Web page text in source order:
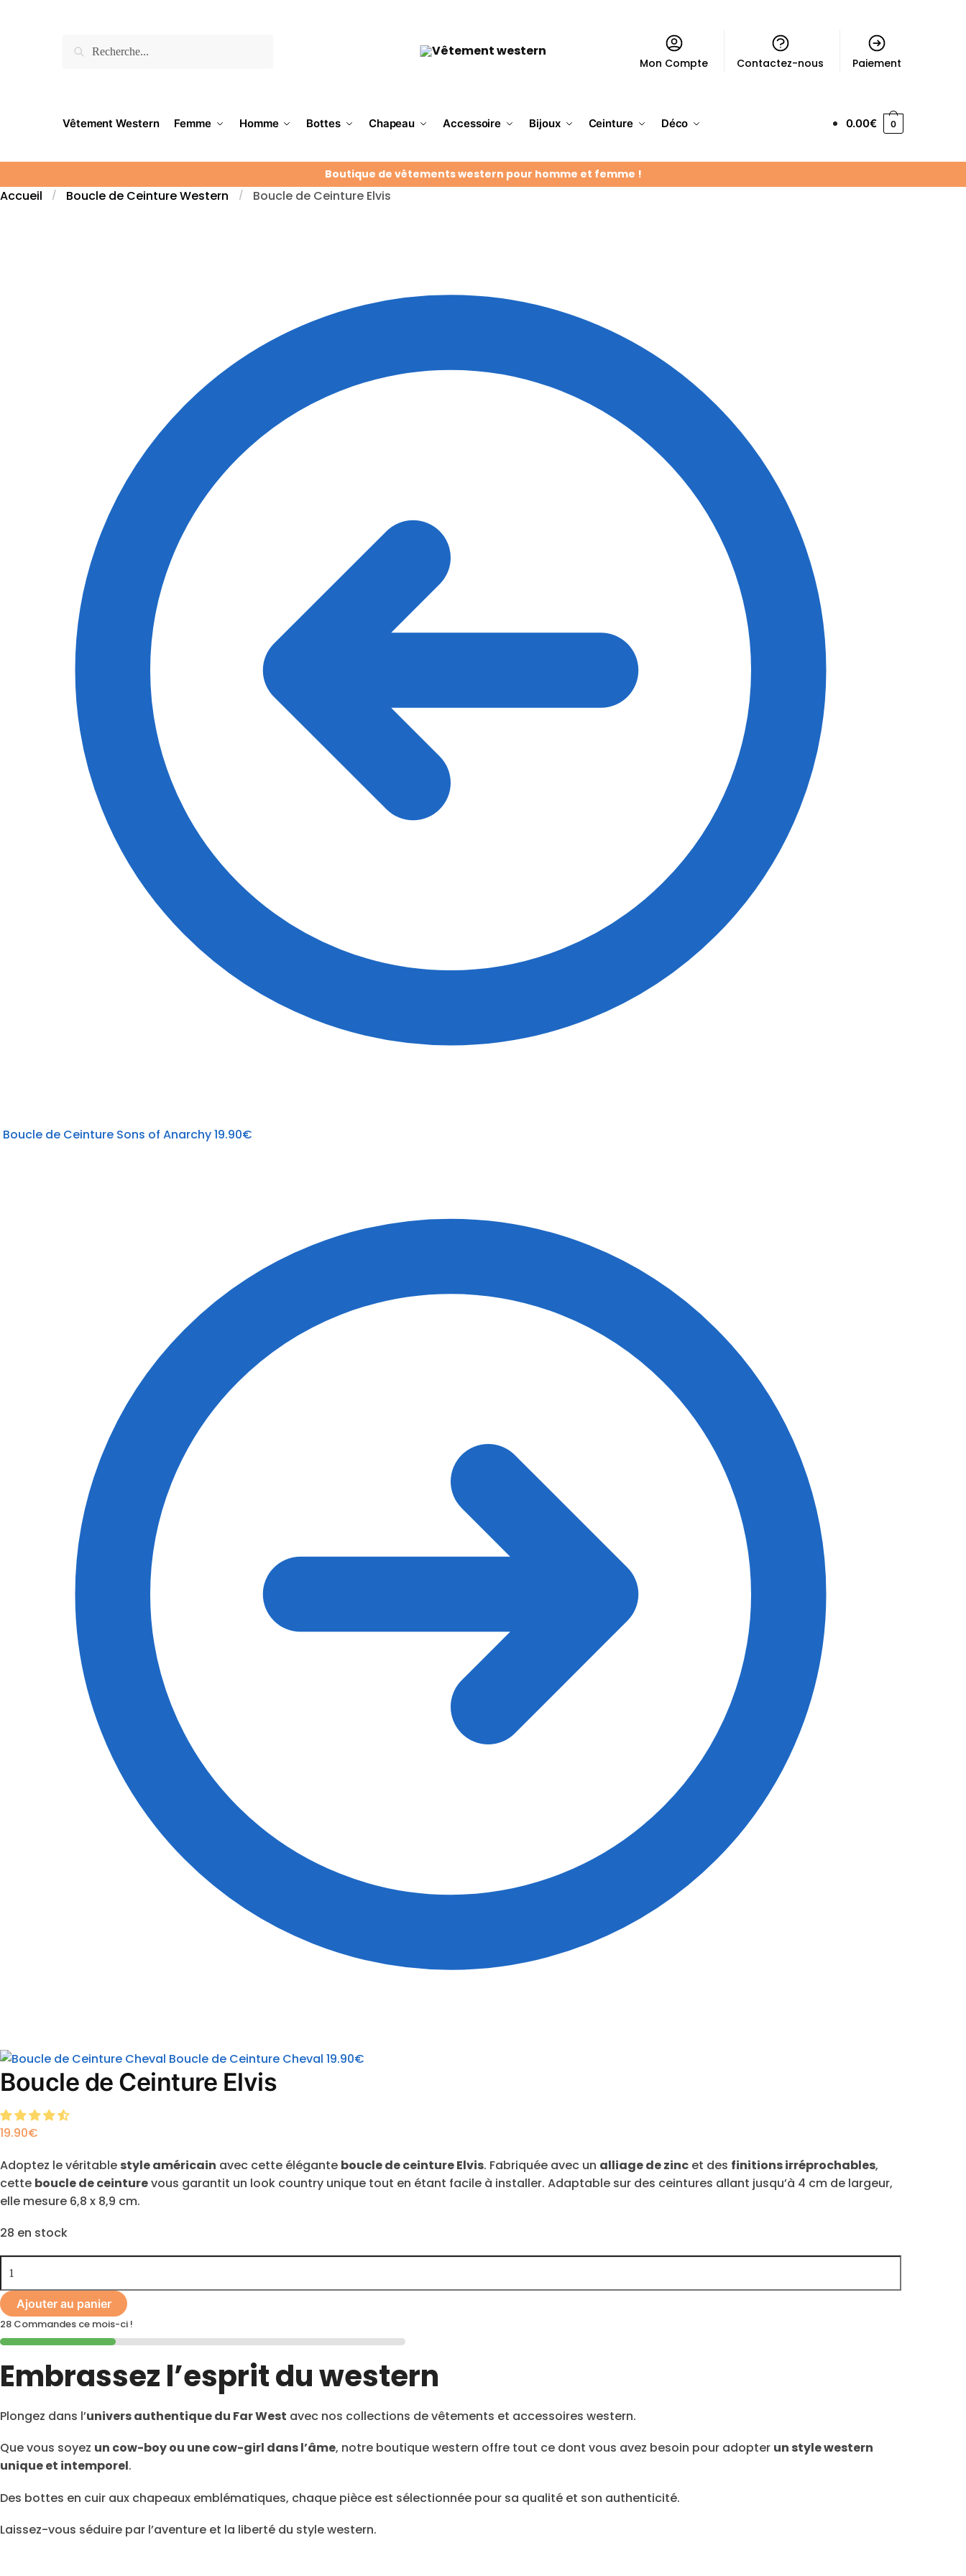
Mon Compte Contactez-nous Paiement
Vêtement Western Femme Homme Bottes Chapeau Accessoire Bijoux Ceinture Déco 0.00€ 0
Boutique de vêtements western pour homme et femme !
Accueil / Boucle de Ceinture Western / Boucle de Ceinture Elvis
Boucle de Ceinture Sons of Anarchy19.90€
Boucle de Ceinture Cheval 19.90€
Boucle de Ceinture Elvis
19.90€
Adoptez le véritable style américain avec cette élégante boucle de ceinture Elvis. Fabriquée avec un alliage de zinc et des finitions irréprochables,
cette boucle de ceinturevous garantit un look country unique tout en étant facile à installer. Adaptable sur des ceintures allant jusqu’à 4 cm de largeur,
elle mesure 6,8 x 8,9 cm.
28 en stock
Ajouter au panier
28 Commandes ce mois-ci !
Embrassez l’esprit du western
Plongez dans l’univers authentique du Far West avec nos collections de vêtements et accessoires western.
Que vous soyez un cow-boy ou une cow-girl dans l’âme, notre boutique western offre tout ce dont vous avez besoin pour adopter un style western
unique et intemporel.
Des bottes en cuir aux chapeaux emblématiques, chaque pièce est sélectionnée pour sa qualité et son authenticité.
Laissez-vous séduire par l’aventure et la liberté du style western.